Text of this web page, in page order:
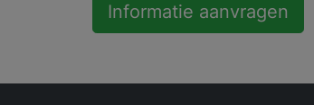
Informatie aanvragen